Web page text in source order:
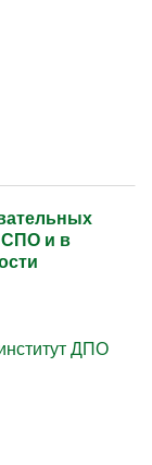
СПО и в
ДПО